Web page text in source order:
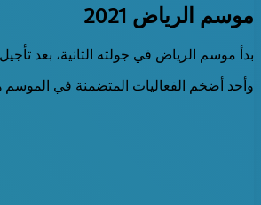
موسم الرياض 2021
بدأ موسم الرياض في جولته الثانية، بعد تأجيل استمر
وأحد أضخم الفعاليات المتضمنة في الموسم